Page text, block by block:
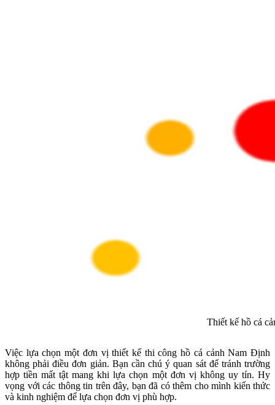
Thiết kế hồ cá
Việc lựa chọn một đơn vị thiết kế thi công hồ cá cảnh Nam Định
không phải điều đơn giản. Bạn cần chú ý quan sát để tránh trường
hợp tiền mất tật mang khi lựa chọn một đơn vị không uy tín. Hy
vọng với các thông tin trên đây, bạn đã có thêm cho mình kiến thức
và kinh nghiệm để lựa chọn đơn vị phù hợp.